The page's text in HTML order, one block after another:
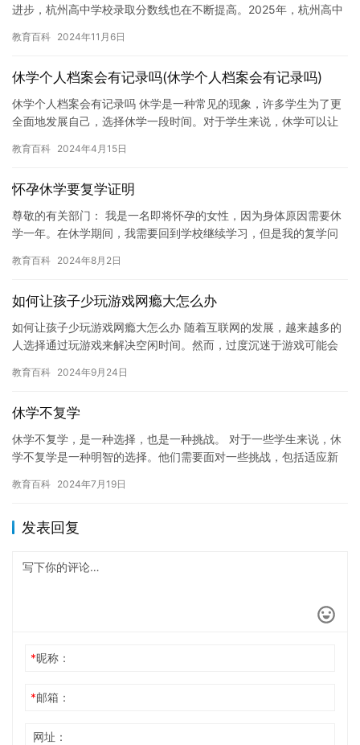
进步，杭州高中学校录取分数线也在不断提高。2025年，杭州高中
教育百科 2024年11月6日
休学个人档案会有记录吗(休学个人档案会有记录吗)
休学个人档案会有记录吗 休学是一种常见的现象，许多学生为了更
全面地发展自己，选择休学一段时间。对于学生来说，休学可以让
技能…
教育百科 2024年4月15日
怀孕休学要复学证明
尊敬的有关部门： 我是一名即将怀孕的女性，因为身体原因需要休
学一年。在休学期间，我需要回到学校继续学习，但是我的复学问
先…
教育百科 2024年8月2日
如何让孩子少玩游戏网瘾大怎么办
如何让孩子少玩游戏网瘾大怎么办 随着互联网的发展，越来越多的
人选择通过玩游戏来解决空闲时间。然而，过度沉迷于游戏可能会
活。…
教育百科 2024年9月24日
休学不复学
休学不复学，是一种选择，也是一种挑战。 对于一些学生来说，休
学不复学是一种明智的选择。他们需要面对一些挑战，包括适应新
业要…
教育百科 2024年7月19日
发表回复
*昵称：
*邮箱：
网址：